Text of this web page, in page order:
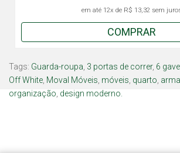
em até 12x de R$ 13,32sem
COMPRAR
Tags: Guarda-roupa 3 portas de correr, 6
Off White Moval Móveis móveis quarto
organização design moderno.